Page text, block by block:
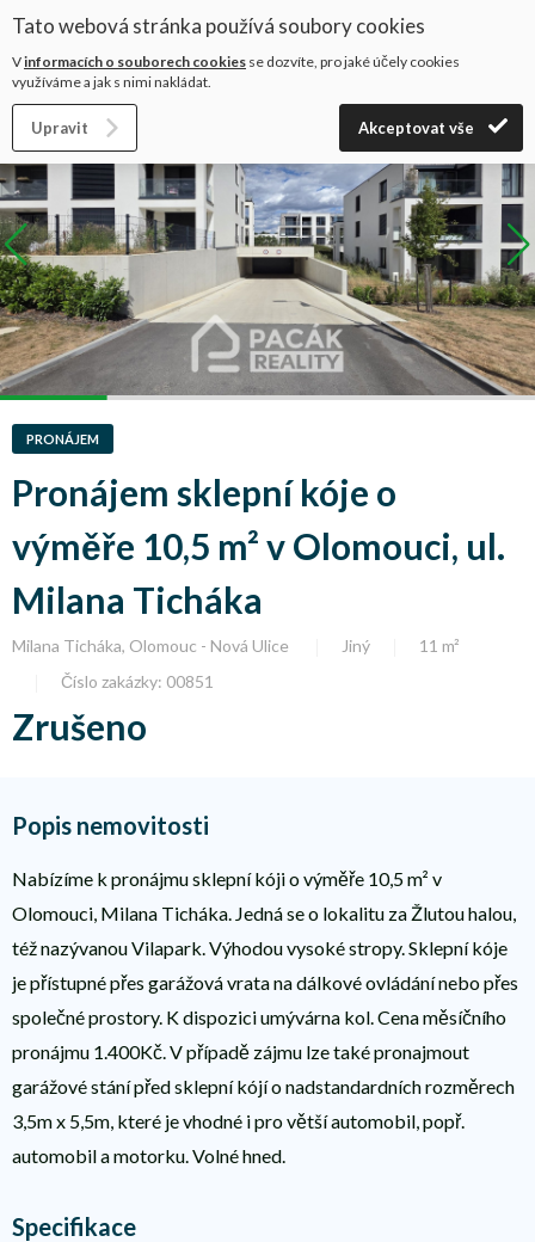
+420 602 658 929
Nabídka nemovitostí
PRONÁJEM
Pronájem sklepní kóje o
výměře 10,5 m² v Olomouci, ul.
Milana Ticháka
Milana Ticháka, Olomouc - Nová Ulice Jiný
11 m²
Číslo zakázky: 00851
Zrušeno
Popis nemovitosti
Nabízíme k pronájmu sklepní kóji o výměře 10,5 m² v
Olomouci, Milana Ticháka. Jedná se o lokalitu za Žlutou halou,
též nazývanou Vilapark. Výhodou vysoké stropy. Sklepní kóje
je přístupné přes garážová vrata na dálkové ovládání nebo přes
společné prostory. K dispozici umývárna kol. Cena měsíčního
pronájmu 1.400Kč. V případě zájmu lze také pronajmout
garážové stání před sklepní kójí o nadstandardních rozměrech
3,5m x 5,5m, které je vhodné i pro větší automobil, popř.
automobil a motorku. Volné hned.
Specifikace
Tato webová stránka používá soubory cookies
Vinformacích o souborech cookies se dozvíte, pro jaké účely cookies
využíváme a jak s nimi nakládat.
Upravit Akceptovat vše